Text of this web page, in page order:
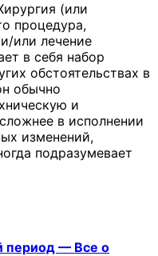
(или
процедура,
или лечение
в себя набор
обстоятельствах в
обычно
и
в исполнении
изменений,
подразумевает
период — Все о